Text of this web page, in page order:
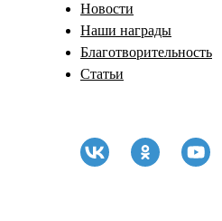
Новости
Наши награды
Благотворительность
Статьи